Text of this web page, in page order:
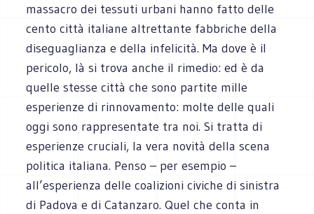
massacro dei tessuti urbani hanno fatto delle
cento città italiane altrettante fabbriche della
diseguaglianza e della infelicità. Ma dove è il
pericolo, là si trova anche il rimedio: ed è da
quelle stesse città che sono partite mille
esperienze di rinnovamento: molte delle quali
oggi sono rappresentate tra noi. Si tratta di
esperienze cruciali, la vera novità della scena
politica italiana. Penso – per esempio –
all’esperienza delle coalizioni civiche di sinistra
di Padova e di Catanzaro. Quel che conta in